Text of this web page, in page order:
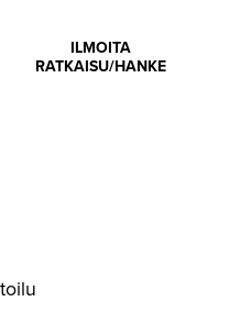
ILMOITA
RATKAISU/HANKE